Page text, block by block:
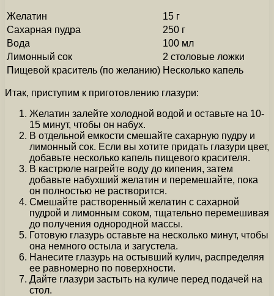
Желатин
15 г
Сахарная пудра
250 г
Вода
100 мл
Лимонный сок
2 столовые ложки
Пищевой краситель (по желанию) Несколько капель
Итак, приступим к приготовлению глазури:
Желатин залейте холодной водой и оставьте на 10-
15 минут, чтобы он набух.
В отдельной емкости смешайте сахарную пудру и
лимонный сок. Если вы хотите придать глазури цвет,
добавьте несколько капель пищевого красителя.
В кастрюле нагрейте воду до кипения, затем
добавьте набухший желатин и перемешайте, пока
он полностью не растворится.
Смешайте растворенный желатин с сахарной
пудрой и лимонным соком, тщательно перемешивая
до получения однородной массы.
Готовую глазурь оставьте на несколько минут, чтобы
она немного остыла и загустела.
Нанесите глазурь на остывший кулич, распределяя
ее равномерно по поверхности.
Дайте глазури застыть на куличе перед подачей на
стол.